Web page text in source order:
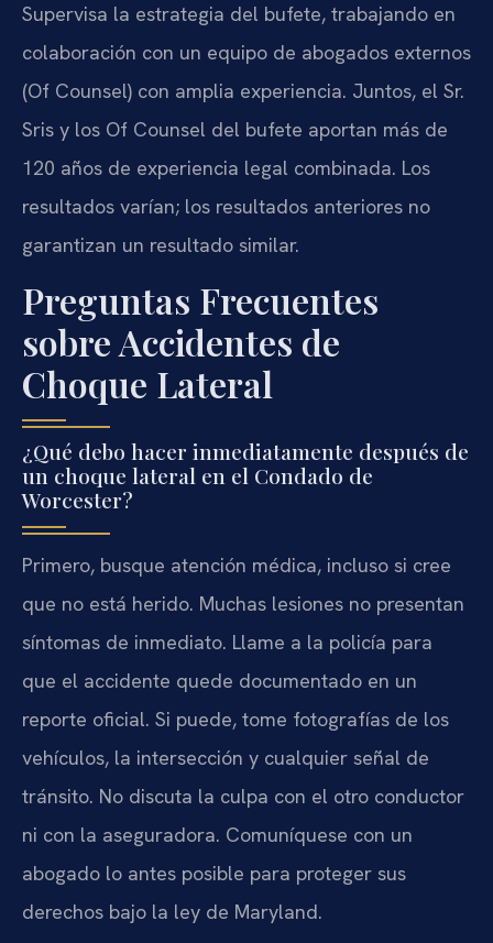
Supervisa la estrategia del bufete, trabajando en
colaboración con un equipo de abogados externos
(Of Counsel) con amplia experiencia. Juntos, el Sr.
Sris y los Of Counsel del bufete aportan más de
120 años de experiencia legal combinada. Los
resultados varían; los resultados anteriores no
garantizan un resultado similar.
Preguntas Frecuentes
sobre Accidentes de
Choque Lateral
¿Qué debo hacer inmediatamente después de
un choque lateral en el Condado de
Worcester?
Primero, busque atención médica, incluso si cree
que no está herido. Muchas lesiones no presentan
síntomas de inmediato. Llame a la policía para
que el accidente quede documentado en un
reporte oficial. Si puede, tome fotografías de los
vehículos, la intersección y cualquier señal de
tránsito. No discuta la culpa con el otro conductor
ni con la aseguradora. Comuníquese con un
abogado lo antes posible para proteger sus
derechos bajo la ley de Maryland.